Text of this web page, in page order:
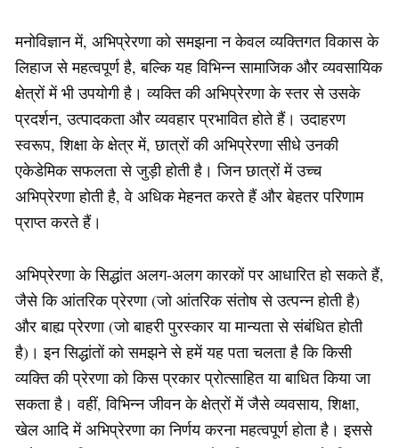
मनोविज्ञान में, अभिप्रेरणा को समझना न केवल व्यक्तिगत विकास के
लिहाज से महत्वपूर्ण है, बल्कि यह विभिन्न सामाजिक और व्यवसायिक
क्षेत्रों में भी उपयोगी है। व्यक्ति की अभिप्रेरणा के स्तर से उसके
प्रदर्शन, उत्पादकता और व्यवहार प्रभावित होते हैं। उदाहरण
स्वरूप, शिक्षा के क्षेत्र में, छात्रों की अभिप्रेरणा सीधे उनकी
एकेडेमिक सफलता से जुड़ी होती है। जिन छात्रों में उच्च
अभिप्रेरणा होती है, वे अधिक मेहनत करते हैं और बेहतर परिणाम
प्राप्त करते हैं।
अभिप्रेरणा के सिद्धांत अलग-अलग कारकों पर आधारित हो सकते हैं,
जैसे कि आंतरिक प्रेरणा (जो आंतरिक संतोष से उत्पन्न होती है)
और बाह्य प्रेरणा (जो बाहरी पुरस्कार या मान्यता से संबंधित होती
है)। इन सिद्धांतों को समझने से हमें यह पता चलता है कि किसी
व्यक्ति की प्रेरणा को किस प्रकार प्रोत्साहित या बाधित किया जा
सकता है। वहीं, विभिन्न जीवन के क्षेत्रों में जैसे व्यवसाय, शिक्षा,
खेल आदि में अभिप्रेरणा का निर्णय करना महत्वपूर्ण होता है। इससे